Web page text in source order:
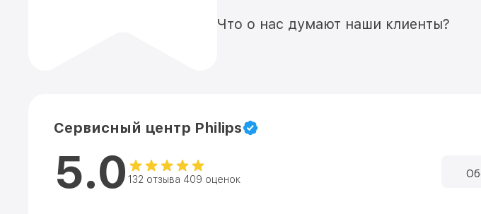
Что о нас думают наши клиенты?
Сервисный центр Philips
5.0 132 отзыва 409 оценок